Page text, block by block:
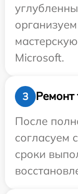
Microsoft.
3
Ремонт
После
согласуем
сроки